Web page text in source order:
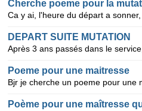
DEPART SUITE MUTATION
Poeme pour une maitresse